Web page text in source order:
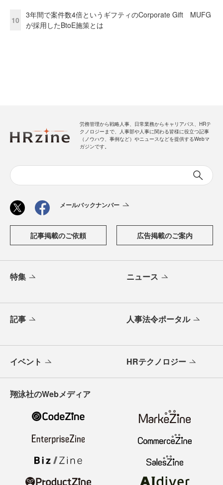
10
3年間で案件数4倍というギフティのCorporate Gift MUFG
が採用したBtoE施策とは
労務管理から戦略人事、日常業務からキャリアパス、HRテ
クノロジーまで、人事部や人事に関わる皆様に役立つ記事
（ノウハウ、事例など）やニュースなどを提供するWebマ
ガジンです。
メールバックナンバー
記事掲載のご依頼 広告掲載のご案内
特集 ニュース
記事 人事法令ポータル
イベント HRテクノロジー
翔泳社のWebメディア